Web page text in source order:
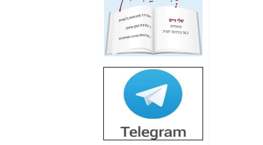
משה כחלון לא נחקר
עד היום? -
כאן
הדומה לזו של "תיק
4000" אך בתחום
הסלולר -
חשיפת מה שלא
רוצים שתדעו בעניין
פריסת אנלימיטד
(בניחוח בלתי נסבל) -
כאן